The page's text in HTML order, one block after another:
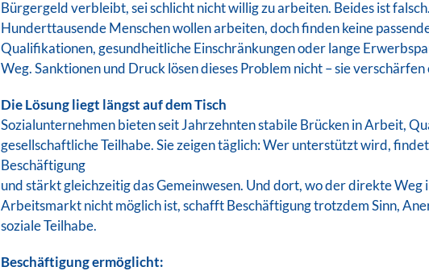
Bürgergeld verbleibt, sei schlicht nicht willig zu arbeiten. Beides ist falsch.
Hunderttausende Menschen wollen arbeiten, doch finden keine
Qualifikationen, gesundheitliche Einschränkungen oder lange
Weg. Sanktionen und Druck lösen dieses Problem nicht – sie verschärfen
Die Lösung liegt längst auf dem Tisch
Sozialunternehmen bieten seit Jahrzehnten stabile Brücken in Arbeit,
gesellschaftliche Teilhabe. Sie zeigen täglich: Wer unterstützt wird,
Beschäftigung
und stärkt gleichzeitig das Gemeinwesen. Und dort, wo der direkte Weg
Arbeitsmarkt nicht möglich ist, schafft Beschäftigung trotzdem Sinn,
soziale Teilhabe.
Beschäftigung ermöglicht: